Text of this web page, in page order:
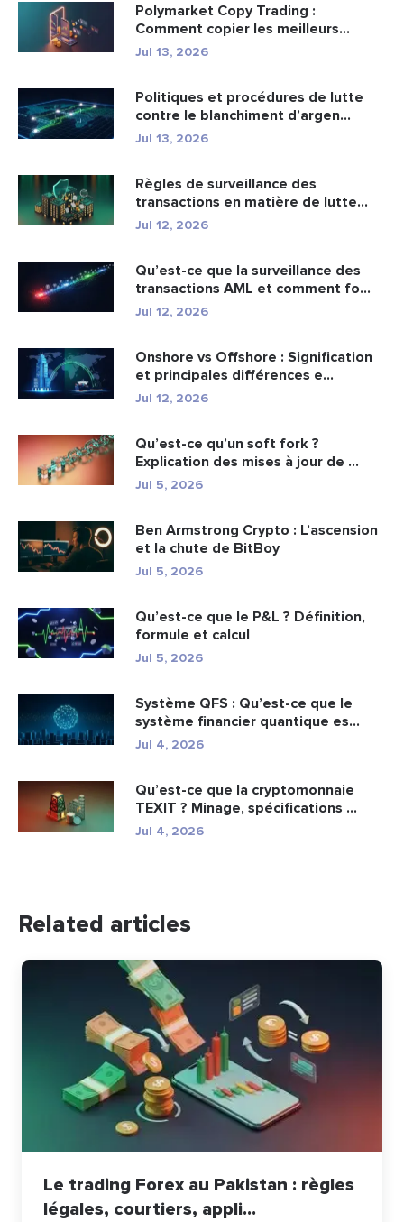
Polymarket Copy Trading :
Comment copier les meilleurs
portefeuil...
Jul 13, 2026
Politiques et procédures de lutte
contre le blanchiment d’argen...
Jul 13, 2026
Règles de surveillance des
transactions en matière de lutte
cont...
Jul 12, 2026
Qu’est-ce que la surveillance des
transactions AML et comment fo...
Jul 12, 2026
Onshore vs Offshore : Signification
et principales différences e...
Jul 12, 2026
Qu’est-ce qu’un soft fork ?
Explication des mises à jour de ...
Jul 5, 2026
Ben Armstrong Crypto : L’ascension
et la chute de BitBoy
Jul 5, 2026
Qu’est-ce que le P&L ? Définition,
formule et calcul
Jul 5, 2026
Système QFS : Qu’est-ce que le
système financier quantique es...
Jul 4, 2026
Qu’est-ce que la cryptomonnaie
TEXIT ? Minage, spécifications ...
Jul 4, 2026
Related articles
Le trading Forex au Pakistan : règles
légales, courtiers, appli...